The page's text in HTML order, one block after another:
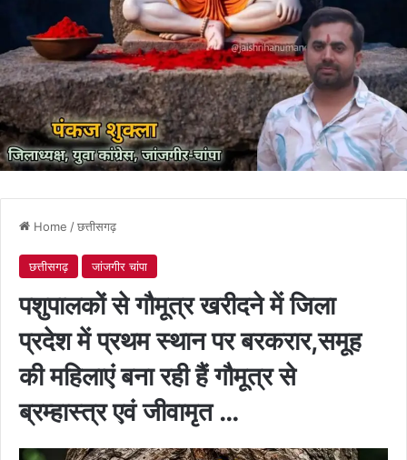
Home /छत्तीसगढ़
छत्तीसगढ़ जांजगीर चांपा
पशुपालकों से गौमूत्र खरीदने में जिला
प्रदेश में प्रथम स्थान पर बरकरार,समूह
की महिलाएं बना रही हैं गौमूत्र से
ब्रम्हास्त्र एवं जीवामृत …